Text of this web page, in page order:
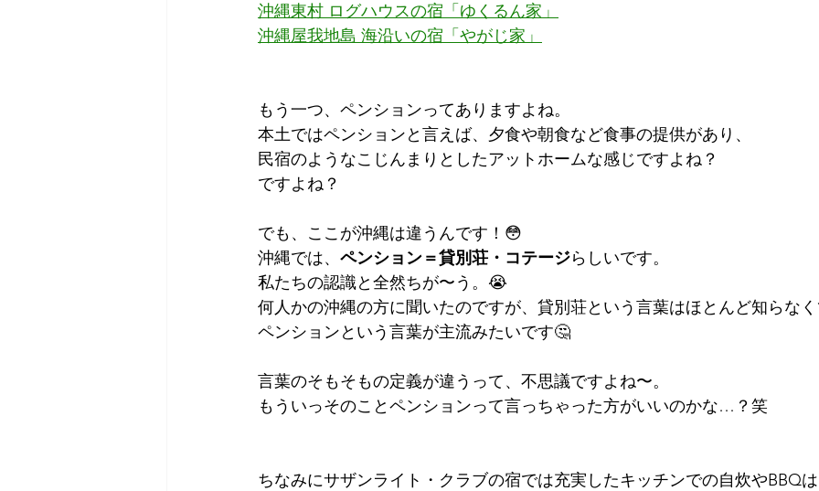
沖縄東村 ログハウスの宿「ゆくるん家」
沖縄屋我地島 海沿いの宿「やがじ家」
もう一つ、ペンションってありますよね。
本土ではペンションと言えば、夕食や朝食など食事の提供があり、
民宿のようなこじんまりとしたアットホームな感じですよね？
ですよね？
でも、ここが沖縄は違うんです！😳
沖縄では、 ペンション＝貸別荘・コテージらしいです。
私たちの認識と全然ちが〜う。😭
何人かの沖縄の方に聞いたのですが、貸別荘という言葉はほとんど知らな
ペンションという言葉が主流みたいです🤔
言葉のそもそもの定義が違うって、不思議ですよね〜。
もういっそのことペンションって言っちゃった方がいいのかな…？笑
ちなみにサザンライト・クラブの宿では充実したキッチンでの自炊やBBQ